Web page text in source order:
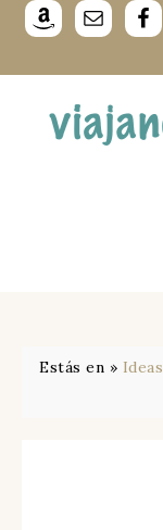
Estás en » Ideas